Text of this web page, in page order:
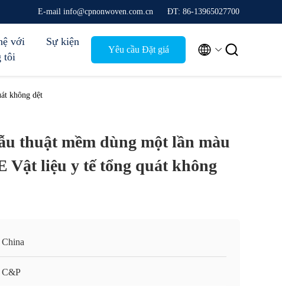
E-mail info@cpnonwoven.com.cn ĐT: 86-13965027700
với
tôi
Sự kiện
Yêu cầu Đặt giá  
không dệt
thuật mềm dùng một lần màu
Vật liệu y tế tổng quát không
China
C&P